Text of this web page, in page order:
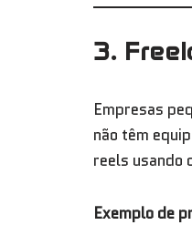
3.
Empresas
não têm
reels usando
Exemplo de